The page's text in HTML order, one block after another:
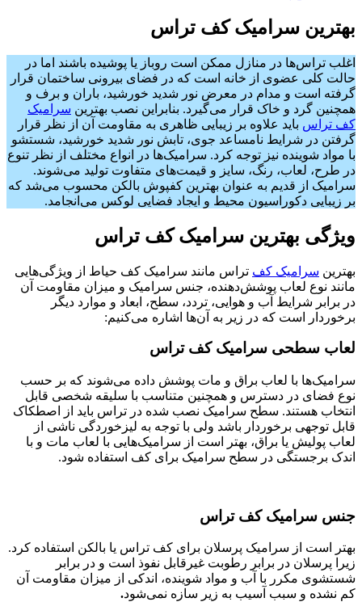
بهترین سرامیک کف تراس
اغلب تراس‌ها در منازل ممکن است روباز یا پوشیده باشند اما در
حالت کلی عضوی از خانه است که در فضای بیرونی ساختمان قرار
گرفته است و مدام در معرض نور شدید خورشید، باران و برف و
همچنین گرد و خاک قرار می‌گیرد. بنابراین نصب بهترین سرامیک
کف تراس باید علاوه بر زیبایی ظاهری به مقاومت آن از نظر قرار
گرفتن در شرایط نامساعد جوی، تابش نور شدید خورشید، شستشو
با مواد شوینده نیز توجه کرد. سرامیک‌ها در انواع مختلف از نظر تنوع
در طرح، لعاب، رنگ، سایز و قیمت‌های متفاوت تولید می‌شوند.
سرامیک از قدیم به عنوان بهترین كفپوش بالكن محسوب می‌شد که
بر زیبایی دکوراسیون محیط و ایجاد فضایی لوکس می‌انجامد.
ویژگی بهترین سرامیک کف تراس
بهترین سرامیک کف تراس مانند سرامیک‌ کف حیاط از ویژگی‌هایی
مانند نوع لعاب پوشش‌دهنده، جنس سرامیک و میزان مقاومت آن
در برابر شرایط آب و هوایی، تردد، سطح، ابعاد و موارد دیگر
برخوردار است که در زیر به آن‌ها اشاره می‌کنیم:
لعاب سطحی سرامیک کف تراس
سرامیک‌ها با لعاب براق و مات پوشش داده می‌شوند که بر حسب
نوع فضای در دسترس و همچنین متناسب با سلیقه شخصی قابل
انتخاب هستند. سطح سرامیک نصب شده در تراس باید از اصطکاک
قابل توجهی برخوردار باشد ولی با توجه به لیزخوردگی ناشی از
لعاب پولیش یا براق، بهتر است از سرامیک‌هایی با لعاب مات و با
اندک برجستگی در سطح سرامیک برای کف استفاده شود.
جنس سرامیک کف تراس
بهتر است از سرامیک‌ پرسلان برای کف تراس یا بالکن استفاده کرد.
زیرا پرسلان در برابر رطوبت غیرقابل نفوذ است و در برابر
شستشوی مکرر با آب و مواد شوینده، اندکی از میزان مقاومت آن
کم نشده و سبب آسیب به زیر سازه نمی‌شود.